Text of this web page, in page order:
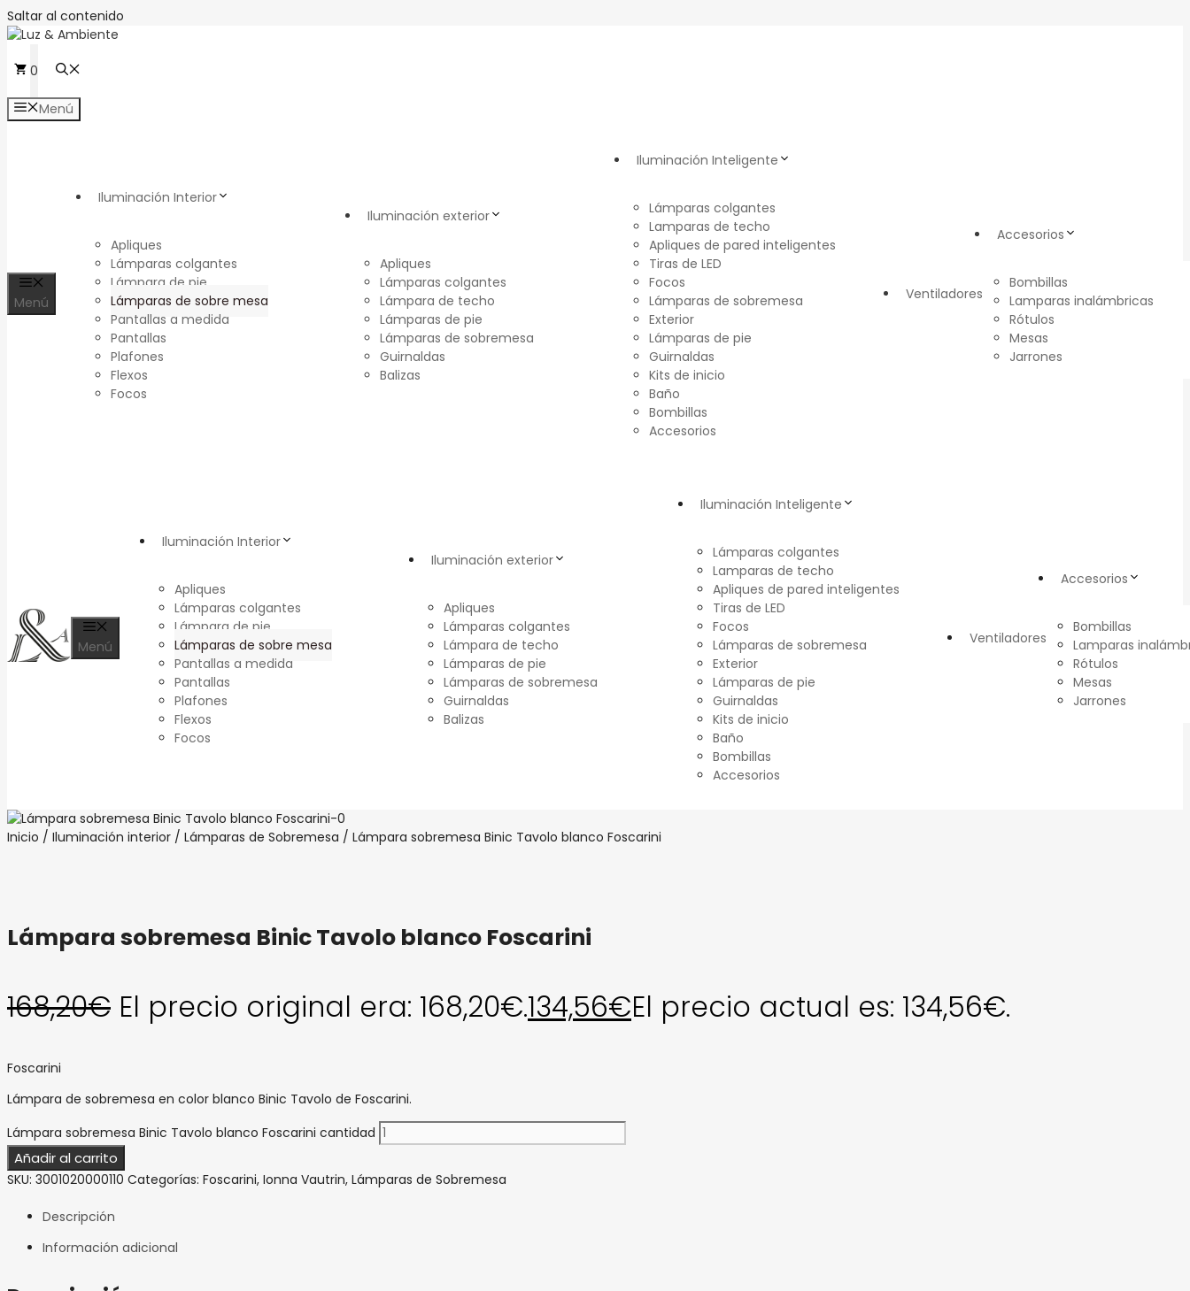
Saltar al contenido
0
Menú
Menú
Iluminación Interior
Apliques
Lámparas colgantes
Lámpara de pie
Lámparas de sobre mesa
Pantallas a medida
Pantallas
Plafones
Flexos
Focos
Iluminación exterior
Apliques
Lámparas colgantes
Lámpara de techo
Lámparas de pie
Lámparas de sobremesa
Guirnaldas
Balizas
Iluminación Inteligente
Lámparas colgantes
Lamparas de techo
Apliques de pared inteligentes
Tiras de LED
Focos
Lámparas de sobremesa
Exterior
Lámparas de pie
Guirnaldas
Kits de inicio
Baño
Bombillas
Accesorios
Ventiladores
Accesorios
Bombillas
Lamparas inalámbricas
Rótulos
Mesas
Jarrones
Menú
Iluminación Interior
Apliques
Lámparas colgantes
Lámpara de pie
Lámparas de sobre mesa
Pantallas a medida
Pantallas
Plafones
Flexos
Focos
Iluminación exterior
Apliques
Lámparas colgantes
Lámpara de techo
Lámparas de pie
Lámparas de sobremesa
Guirnaldas
Balizas
Iluminación Inteligente
Lámparas colgantes
Lamparas de techo
Apliques de pared inteligentes
Tiras de LED
Focos
Lámparas de sobremesa
Exterior
Lámparas de pie
Guirnaldas
Kits de inicio
Baño
Bombillas
Accesorios
Ventiladores
Accesorios
Bombillas
Lamparas
Rótulos
Mesas
Jarrones
Inicio / Iluminación interior / Lámparas de Sobremesa / Lámpara sobremesa Binic Tavolo blanco Foscarini
Lámpara sobremesa Binic Tavolo blanco Foscarini
168,20€ El precio original era: 168,20€.134,56€El precio actual es: 134,56€.
Foscarini
Lámpara de sobremesa en color blanco Binic Tavolo de Foscarini.
Lámpara sobremesa Binic Tavolo blanco Foscarini cantidad
Añadir al carrito
SKU: 3001020000110 Categorías: Foscarini, Ionna Vautrin, Lámparas de Sobremesa
Descripción
Información adicional